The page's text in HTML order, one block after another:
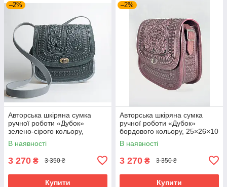
–2%
Авторська шкіряна сумка
ручної роботи «Дубок»
зелено-сірого кольору,
25×26×10 см
В наявності
3 270 ₴ 3 350 ₴
Купити
–2%
Авторська шкіряна сумка
ручної роботи «Дубок»
бордового кольору, 25×26×10
см
В наявності
3 270 ₴ 3 350 ₴
Купити